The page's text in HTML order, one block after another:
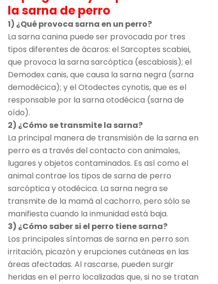
la sarna de perro
1) ¿Qué provoca sarna en un perro?
La sarna canina puede ser provocada por tres
tipos diferentes de ácaros: el Sarcoptes scabiei,
que provoca la sarna sarcóptica (escabiosis); el
Demodex canis, que causa la sarna negra (sarna
demodécica); y el Otodectes cynotis, que es el
responsable por la sarna otodécica (sarna de
oído).
2) ¿Cómo se transmite la sarna?
La principal manera de transmisión de la sarna en
perro es a través del contacto con animales,
lugares y objetos contaminados. Es así como el
animal contrae los tipos de sarna de perro
sarcóptica y otodécica. La sarna negra se
transmite de la mamá al cachorro, pero sólo se
manifiesta cuando la inmunidad está baja.
3) ¿Cómo saber si el perro tiene sarna?
Los principales síntomas de sarna en perro son
irritación, picazón y erupciones cutáneas en las
áreas afectadas. Al rascarse, pueden surgir
heridas en el perro localizadas que, si no se tratan